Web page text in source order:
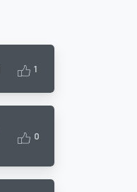
1
0